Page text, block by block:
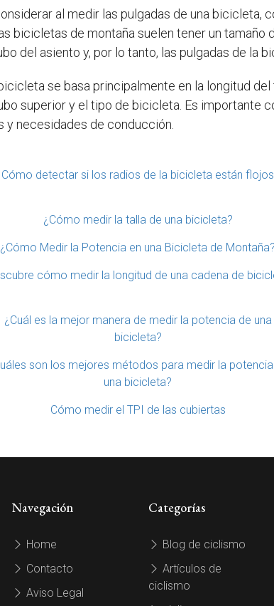
al medir las pulgadas de una bicicleta,
bicicletas de montaña suelen tener un tamaño
del asiento y, por lo tanto, las pulgadas de la
se basa principalmente en la longitud
superior y el tipo de bicicleta. Es importante
necesidades de conducción.
Cómo detectar si los radios de la bicicleta están flojos
¿Cómo medir la talla de una bicicleta?
¿Cómo Medir la Potencia en una Bicicleta de Montaña?
cómo medir la longitud de una cadena de
¿Cuál es la mejor manera de medir la potencia de una
bicicleta?
son los mejores métodos para medir la
una bicicleta?
Cómo medir el TPI de las cubiertas
Navegación
Home
Contacto
Aviso Legal
Categorías
Blog de ciclismo
Artículos de
ciclismo